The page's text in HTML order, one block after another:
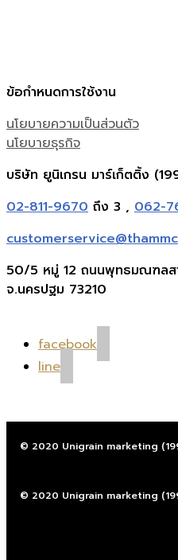
ข้อกำหนดการใช้งาน
นโยบายความเป็นส่วนตัว
นโยบายธุรกิจ
บริษัท ยูนิเกรน มาร์เก็ตติ้ง
02-811-9670 ถึง 3 , 062-
50/5 หมู่ 12 ถนนพุทธมณฑลส
จ.นครปฐม 73210
facebook
line
© 2020 Unigrain marketing
© 2020 Unigrain marketing